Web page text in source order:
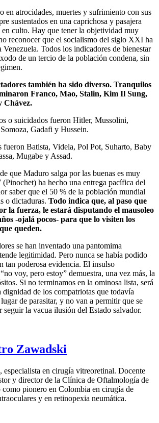
en atrocidades, muertes y sufrimiento con sus
sustentados en una caprichosa y pasajera
culto. Hay que tener la objetividad muy
reconocer que el socialismo del siglo XXI ha
Venezuela. Todos los indicadores de bienestar
de un tercio de la población condena, sin
también ha sido diverso. Tranquilos
Franco, Mao, Stalin, Kim Il Sung,
Chávez.
o suicidados fueron Hitler, Mussolini,
Gadafi y Hussein.
fueron Batista, Videla, Pol Pot, Suharto, Baby
Mugabe y Assad.
que Maduro salga por las buenas es muy
ha hecho una entrega pacífica del
saber que el 50 % de la población mundial
o dictaduras. Todo indica que, al paso que
la fuerza, le estará disputando el mausoleo
-ojalá pocos- para que lo visiten los
queden.
se han inventado una pantomima
legitimidad. Pero nunca se había podido
tan poderosa evidencia. El insulso
voy, pero estoy” demuestra, una vez más, la
Si no terminamos en la ominosa lista, será
de los compatriotas que todavía
de parasitar, y no van a permitir que se
seguir la vacua ilusión del Estado salvador.
Zawadski
en cirugía vitreoretinal. Docente
y director de la Clínica de Oftalmología de
pionero en Colombia en cirugía de
y en retinopexia neumática.